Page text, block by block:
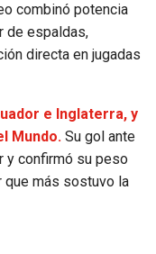
combinó potencia
de espaldas,
directa en jugadas
e Inglaterra, y
Mundo. Su gol ante
y confirmó su peso
que más sostuvo la